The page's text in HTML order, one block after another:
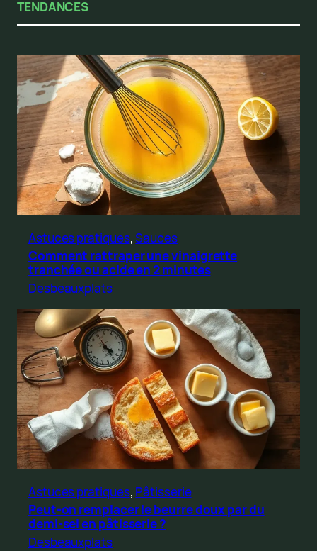
TENDANCES
Astuces pratiques, Sauces
Comment rattraper une vinaigrette
tranchée ou acide en 2 minutes
Desbeauxplats
Astuces pratiques, Pâtisserie
Peut-on remplacer le beurre doux par du
demi-sel en pâtisserie ?
Desbeauxplats